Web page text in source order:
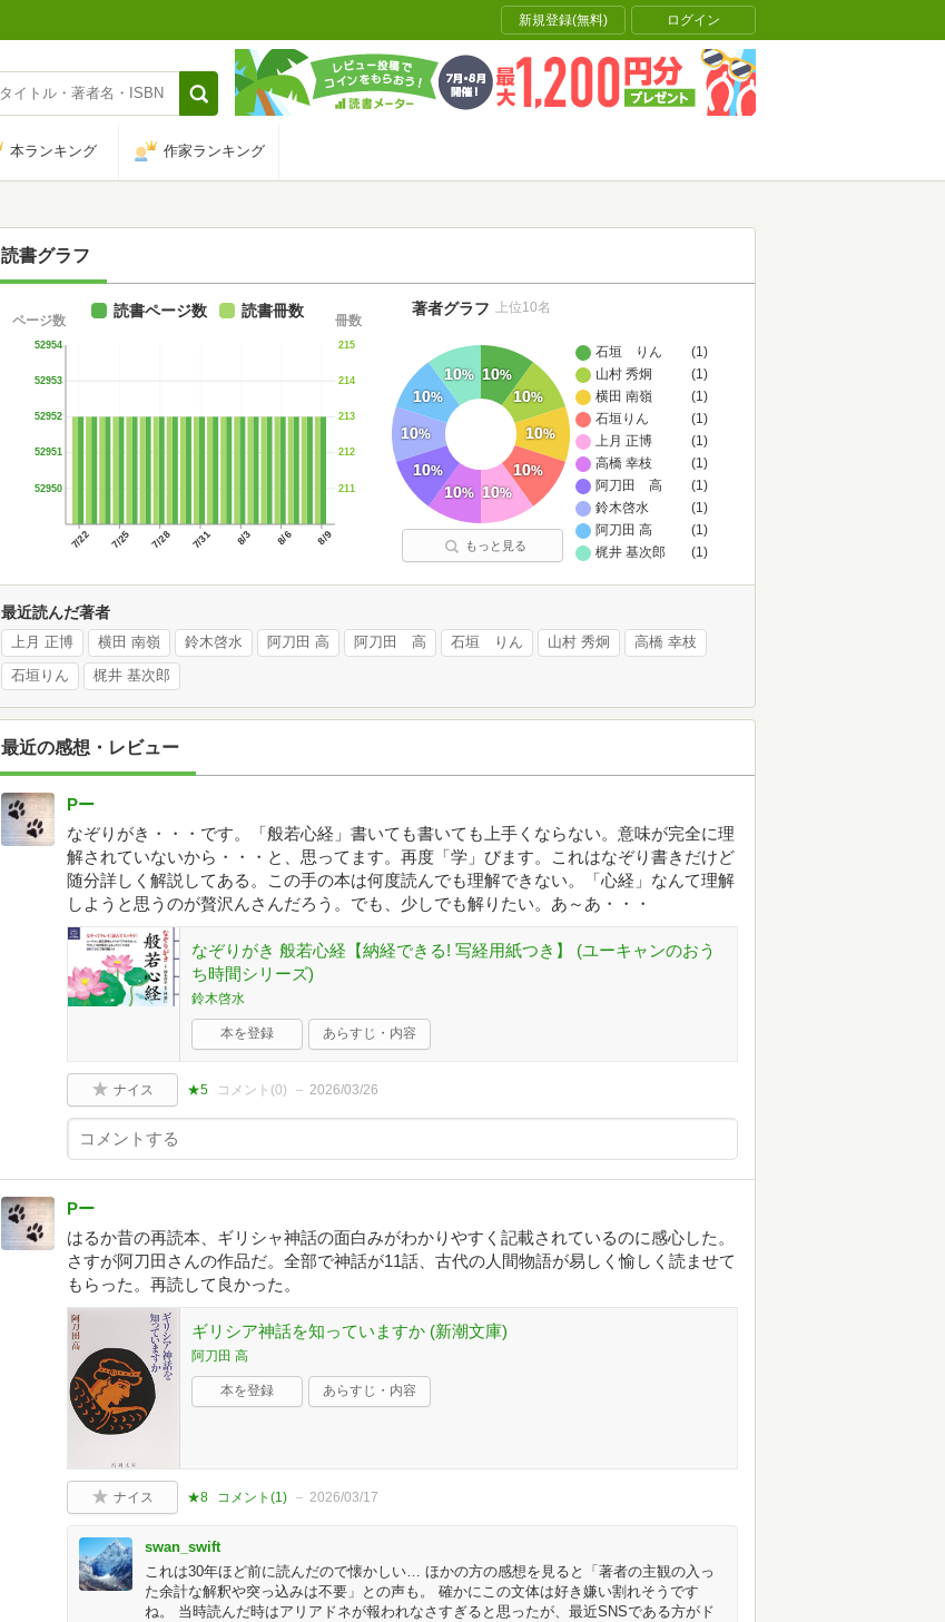
新規登録(無料) ログイン
本ランキング 作家ランキング
読書グラフ
7/22 7/25 7/28 7/31 8/3 8/6 8/9
52950
52951
52952
52953
52954
ページ数
211
212
213
214
215
冊数
読書ページ数 読書冊数
石垣 りん
(1)
山村 秀炯
(1)
横田 南嶺
(1)
石垣りん
(1)
上月 正博
(1)
高橋 幸枝
(1)
阿刀田 高
(1)
鈴木啓水
(1)
阿刀田 高
(1)
梶井 基次郎
(1)
10%
10%
10%
10%
10%
10%
10%
10%
10%
10%
著者グラフ 上位10名
もっと見る
最近読んだ著者
上月 正博 横田 南嶺 鈴木啓水 阿刀田 高 阿刀田 高 石垣 りん 山村 秀炯 高橋 幸枝
石垣りん 梶井 基次郎
最近の感想・レビュー
Pー
なぞりがき・・・です。「般若心経」書いても書いても上手くならない。意味が完全に理
解されていないから・・・と、思ってます。再度「学」びます。これはなぞり書きだけど
随分詳しく解説してある。この手の本は何度読んでも理解できない。「心経」なんて理解
しようと思うのが贅沢んさんだろう。でも、少しでも解りたい。あ～あ・・・
なぞりがき 般若心経【納経できる! 写経用紙つき】 (ユーキャンのおう
ち時間シリーズ)
鈴木啓水
本を登録 あらすじ・内容
ナイス ★5 コメント(0) 2026/03/26
Pー
はるか昔の再読本、ギリシャ神話の面白みがわかりやすく記載されているのに感心した。
さすが阿刀田さんの作品だ。全部で神話が11話、古代の人間物語が易しく愉しく読ませて
もらった。再読して良かった。
ギリシア神話を知っていますか (新潮文庫)
阿刀田 高
本を登録 あらすじ・内容
ナイス ★8 コメント(1) 2026/03/17
swan_swift
これは30年ほど前に読んだので懐かしい… ほかの方の感想を見ると「著者の主観の入っ
た余計な解釈や突っ込みは不要」との声も。 確かにこの文体は好き嫌い割れそうです
ね。 当時読んだ時はアリアドネが報われなさすぎると思ったが、最近SNSである方がド